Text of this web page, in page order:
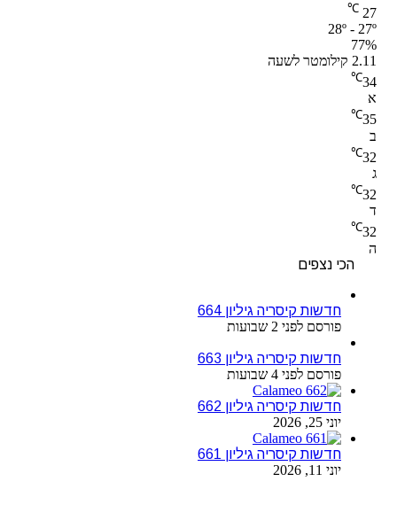
27
℃
28º - 27º
77%
2.11 קילומטר לשעה
34
℃
א
35
℃
ב
32
℃
ג
32
℃
ד
32
℃
ה
הכי נצפים
חדשות קיסריה גיליון 664
פורסם לפני 2 שבועות
חדשות קיסריה גיליון 663
פורסם לפני 4 שבועות
חדשות קיסריה גיליון 662
יוני 25, 2026
חדשות קיסריה גיליון 661
יוני 11, 2026